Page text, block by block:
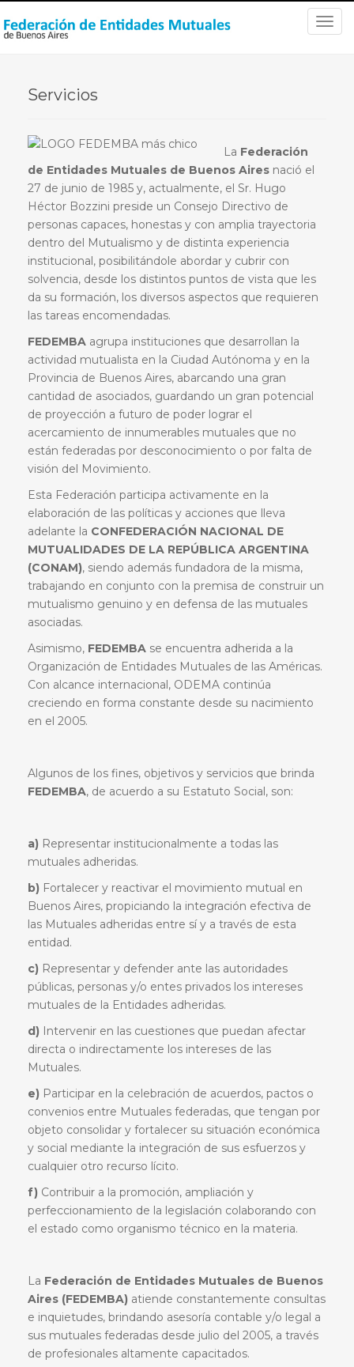
T
Servicios
La Federación
de Entidades Mutuales de Buenos Aires nació el
27 de junio de 1985 y, actualmente, el Sr. Hugo
Héctor Bozzini preside un Consejo Directivo de
personas capaces, honestas y con amplia trayectoria
dentro del Mutualismo y de distinta experiencia
institucional, posibilitándole abordar y cubrir con
solvencia, desde los distintos puntos de vista que les
da su formación, los diversos aspectos que requieren
las tareas encomendadas.
FEDEMBA agrupa instituciones que desarrollan la
actividad mutualista en la Ciudad Autónoma y en la
Provincia de Buenos Aires, abarcando una gran
cantidad de asociados, guardando un gran potencial
de proyección a futuro de poder lograr el
acercamiento de innumerables mutuales que no
están federadas por desconocimiento o por falta de
visión del Movimiento.
Esta Federación participa activamente en la
elaboración de las políticas y acciones que lleva
adelante la CONFEDERACIÓN NACIONAL DE
MUTUALIDADES DE LA REPÚBLICA ARGENTINA
(CONAM), siendo además fundadora de la misma,
trabajando en conjunto con la premisa de construir un
mutualismo genuino y en defensa de las mutuales
asociadas.
Asimismo, FEDEMBA se encuentra adherida a la
Organización de Entidades Mutuales de las Américas.
Con alcance internacional, ODEMA continúa
creciendo en forma constante desde su nacimiento
en el 2005.
Algunos de los fines, objetivos y servicios que brinda
FEDEMBA, de acuerdo a su Estatuto Social, son:
a) Representar institucionalmente a todas las
mutuales adheridas.
b) Fortalecer y reactivar el movimiento mutual en
Buenos Aires, propiciando la integración efectiva de
las Mutuales adheridas entre sí y a través de esta
entidad.
c) Representar y defender ante las autoridades
públicas, personas y/o entes privados los intereses
mutuales de la Entidades adheridas.
d) Intervenir en las cuestiones que puedan afectar
directa o indirectamente los intereses de las
Mutuales.
e) Participar en la celebración de acuerdos, pactos o
convenios entre Mutuales federadas, que tengan por
objeto consolidar y fortalecer su situación económica
y social mediante la integración de sus esfuerzos y
cualquier otro recurso lícito.
f) Contribuir a la promoción, ampliación y
perfeccionamiento de la legislación colaborando con
el estado como organismo técnico en la materia.
La Federación de Entidades Mutuales de Buenos
Aires (FEDEMBA) atiende constantemente consultas
e inquietudes, brindando asesoría contable y/o legal a
sus mutuales federadas desde julio del 2005, a través
de profesionales altamente capacitados.